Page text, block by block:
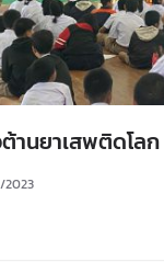
านยาเสพติดโลก